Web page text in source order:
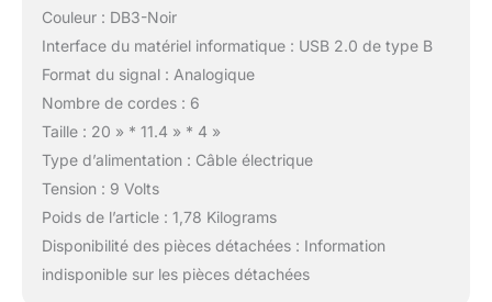
Couleur : DB3-Noir
Interface du matériel informatique : USB 2.0 de type B
Format du signal : Analogique
Nombre de cordes : 6
Taille : 20 » * 11.4 » * 4 »
Type d’alimentation : Câble électrique
Tension : 9 Volts
Poids de l’article : 1,78 Kilograms
Disponibilité des pièces détachées : Information
indisponible sur les pièces détachées